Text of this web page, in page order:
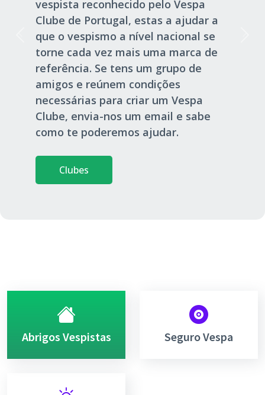
vespista reconhecido pelo Vespa
Clube de Portugal, estas a ajudar a
que o vespismo a nível nacional se
torne cada vez mais uma marca de
referência. Se tens um grupo de
amigos e reúnem condições
necessárias para criar um Vespa
Clube, envia-nos um email e sabe
como te poderemos ajudar.
Clubes
Abrigos Vespistas Seguro Vespa